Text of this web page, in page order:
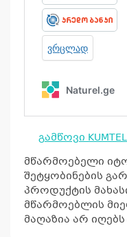
გამწოვი
მწარმოებელი
შეტყობინების
პროდუქტის
მწარმოებლის
მაღაზია არ